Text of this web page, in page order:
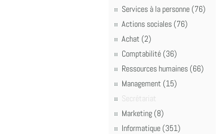
Services à la personne (76)
Actions sociales (76)
Achat (2)
Comptabilité (36)
Ressources humaines (66)
Management (15)
Secrétariat
Marketing (8)
Informatique (351)